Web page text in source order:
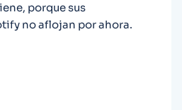
porque sus
no aflojan por ahora.